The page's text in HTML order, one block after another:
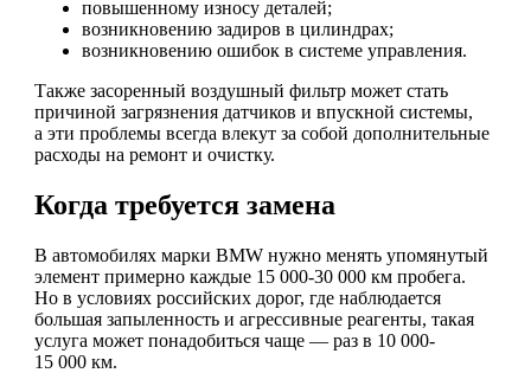
повышенному износу деталей;
возникновению задиров в цилиндрах;
возникновению ошибок в системе управления.
Также засоренный воздушный фильтр может стать
причиной загрязнения датчиков и впускной системы,
а эти проблемы всегда влекут за собой дополнительные
расходы на ремонт и очистку.
Когда требуется замена
В автомобилях марки BMW нужно менять упомянутый
элемент примерно каждые 15 000-30 000 км пробега.
Но в условиях российских дорог, где наблюдается
большая запыленность и агрессивные реагенты, такая
услуга может понадобиться чаще — раз в 10 000-
15 000 км.